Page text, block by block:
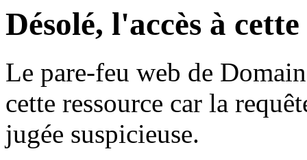
Désolé, l'accès à
Le pare-feu web de
cette ressource car la
jugée suspicieuse.